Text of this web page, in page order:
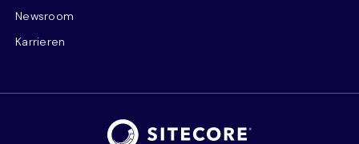
Newsroom
Karrieren